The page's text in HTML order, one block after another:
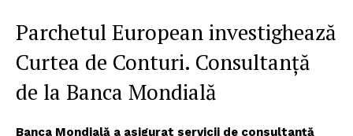
Parchetul European investighează
Curtea de Conturi. Consultanță
de la Banca Mondială
Banca Mondială a asigurat servicii de consultanță